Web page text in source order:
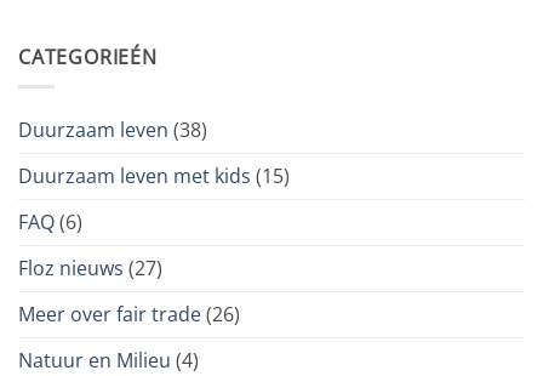
CATEGORIEÉN
Duurzaam leven (38)
Duurzaam leven met kids (15)
FAQ(6)
Floz nieuws (27)
Meer over fair trade(26)
Natuur en Milieu (4)